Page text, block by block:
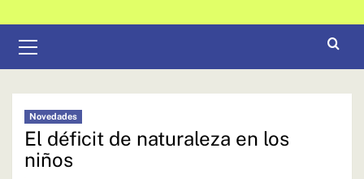
primario
Novedades
El déficit de naturaleza en los
niños